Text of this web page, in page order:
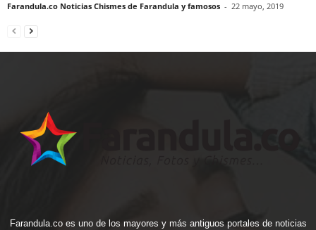
Farandula.co Noticias Chismes de Farandula y famosos - 22 mayo, 2019
Farandula.co es uno de los mayores y más antiguos portales de noticias